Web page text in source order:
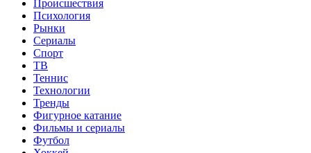
Происшествия
Психология
Рынки
Сериалы
Спорт
ТВ
Теннис
Технологии
Тренды
Фигурное катание
Фильмы и сериалы
Футбол